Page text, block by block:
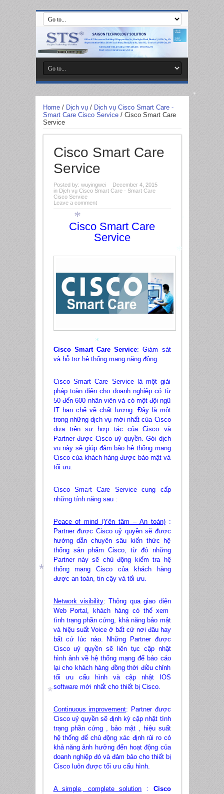
Home/ Dịch vụ/ Dịch vụ Cisco Smart Care -
Smart Care Cisco Service/ Cisco Smart Care
Service
Cisco Smart Care
Service
Posted by: wuyingwei
December 4, 2015
in Dịch vụ Cisco Smart Care - Smart Care
Cisco Service
Leave a comment
Cisco Smart Care
Service
Cisco Smart Care Service: Giám sát
và hỗ trợ hệ thống mạng năng động.
Cisco Smart Care Service là một giải
pháp toàn diện cho doanh nghiệp có từ
50 đến 600 nhân viên và có một đội ngũ
IT hạn chế về chất lượng. Đây là một
trong những dịch vụ mới nhất của Cisco
dựa trên sự hợp tác của Cisco và
Partner được Cisco uỷ quyền. Gói dịch
vụ này sẽ giúp đảm bảo hệ thống mạng
Cisco của khách hàng được bảo mật và
tối ưu.
Cisco Smart Care Service cung cấp
những tính năng sau :
Peace of mind (Yên tâm – An toàn):
Partner được Cisco uỷ quyền sẽ được
hướng dẫn chuyên sâu kiến thức hệ
thống sản phẩm Cisco, từ đó những
Partner này sẽ chủ động kiểm tra hệ
thống mạng Cisco của khách hàng
được an toàn, tin cậy và tối ưu.
Network visibility: Thông qua giao diện
Web Portal, khách hàng có thể xem
tình trạng phần cứng, khả năng bảo mật
và hiệu suất Voice ở bất cứ nơi đâu hay
bất cứ lúc nào. Những Partner được
Cisco uỷ quyền sẽ liên tục cập nhật
hình ảnh về hệ thống mạng để báo cáo
lại cho khách hàng đồng thời điều chỉnh
tối ưu cấu hình và cập nhật IOS
software mới nhất cho thiết bị Cisco.
Continuous improvement: Partner được
Cisco uỷ quyền sẽ định kỳ cập nhật tình
trạng phần cứng , bảo mật , hiệu suất
hệ thống để chủ động xác định rủi ro có
khả năng ảnh hưởng đến hoạt động của
doanh nghiệp đó và đảm bảo cho thiết bị
Cisco luôn được tối ưu cấu hình.
A simple, complete solution : Cisco
*
*
*
*